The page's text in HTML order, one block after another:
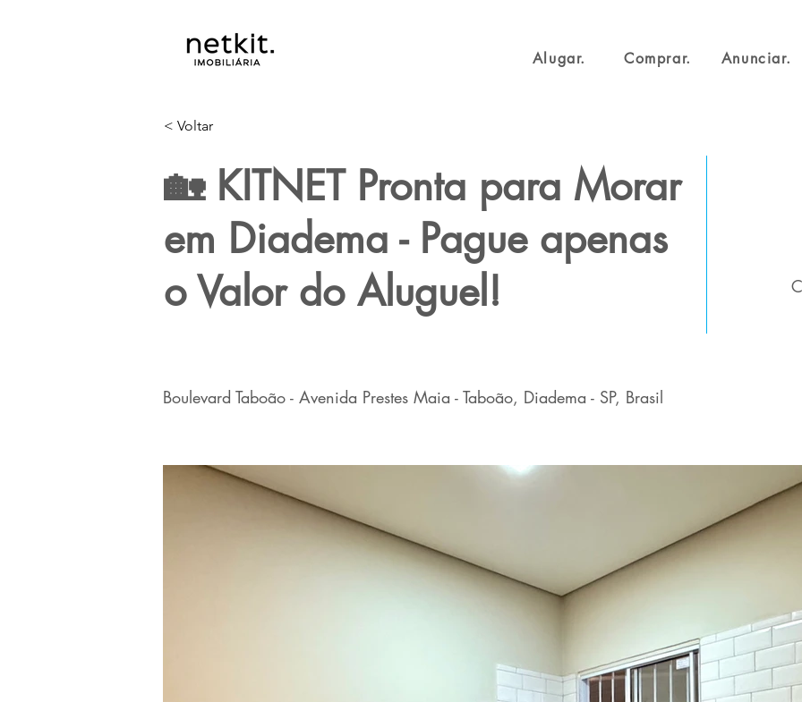
Alugar. Comprar. Anunciar.
< Voltar
🏡 KITNET Pronta para Morar
em Diadema - Pague apenas
o Valor do Aluguel!
Boulevard Taboão - Avenida Prestes Maia - Taboão, Diadema - SP, Brasil